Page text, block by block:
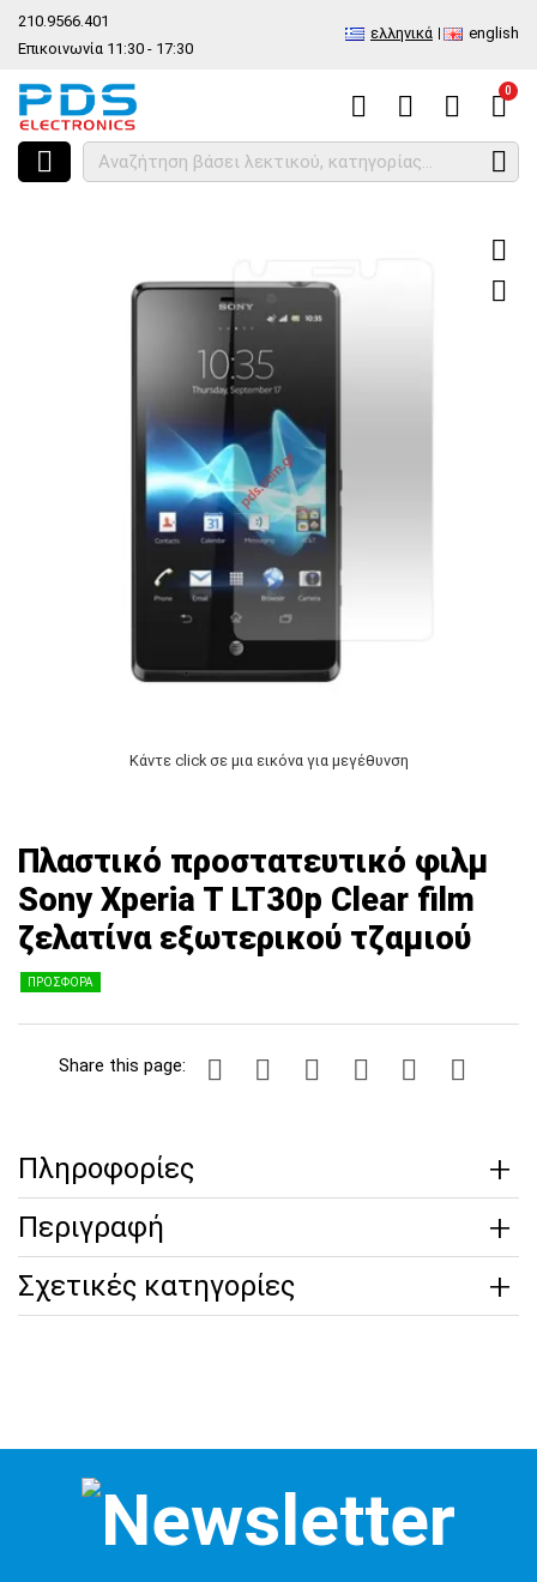
210.9566.401
Επικοινωνία 11:30 - 17:30
ελληνικά english
0
HOME Πλαστικό προστατευτικό φιλμ Sony Xperia T LT30p Clear film
Κάντε click σε μια εικόνα για μεγέθυνση
Πλαστικό προστατευτικό φιλμ
Sony Xperia T LT30p Clear film
ζελατίνα εξωτερικού τζαμιού
ΠΡΟΣΦΟΡΑ
Share this page:
Πληροφορίες
Περιγραφή
Σχετικές κατηγορίες